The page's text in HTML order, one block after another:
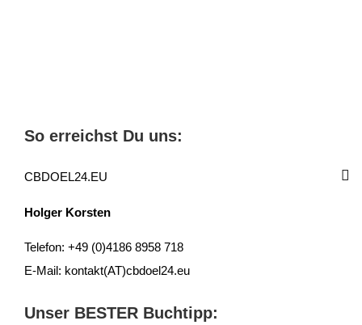
So erreichst Du uns:
CBDOEL24.EU
Holger Korsten
Telefon: +49 (0)4186 8958 718
E-Mail: kontakt(AT)cbdoel24.eu
Unser BESTER Buchtipp: